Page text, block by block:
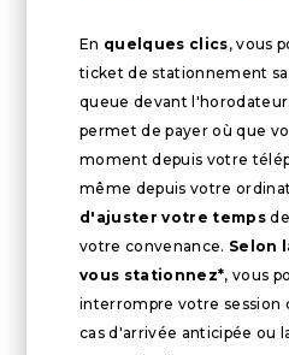
En quelques clics, vous
ticket de stationnement
queue devant
permet de payer où que
moment depuis votre
même depuis votre
d'ajuster votre temps
votre convenance. Selon
vous stationnez*, vous
interrompre votre session
cas d'arrivée anticipée ou